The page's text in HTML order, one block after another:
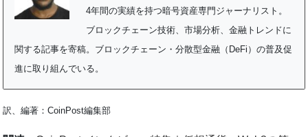
4年間の実績を持つ暗号資産専門ジャーナリスト。
ブロックチェーン技術、市場分析、金融トレンドに
関する記事を寄稿。ブロックチェーン・分散型金融（DeFi）の普及促
進に取り組んでいる。
訳、編著：CoinPost編集部